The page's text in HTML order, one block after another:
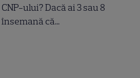
CNP-ului? Dacă ai 3 sau 8
însemană că...